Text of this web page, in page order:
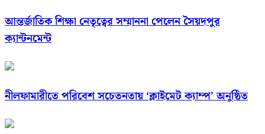
আন্তর্জাতিক শিক্ষা নেতৃত্বের সম্মাননা পেলেন সৈয়দপুর
ক্যান্টনমেন্ট
নীলফামারীতে পরিবেশ সচেতনতায় ‘ক্লাইমেট ক্যাম্প’ অনুষ্ঠিত